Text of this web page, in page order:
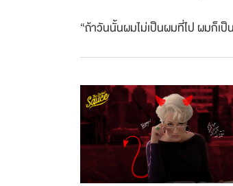
“ถ้าวันนั้นผมไม่เป็นผมที่ไป ผมก็เ